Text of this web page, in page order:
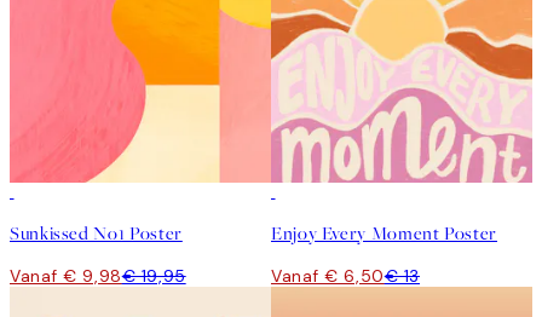
Sunkissed No1 Poster
Vanaf € 9,98€ 19,95
Enjoy Every Moment Poster
Vanaf € 6,50€ 13